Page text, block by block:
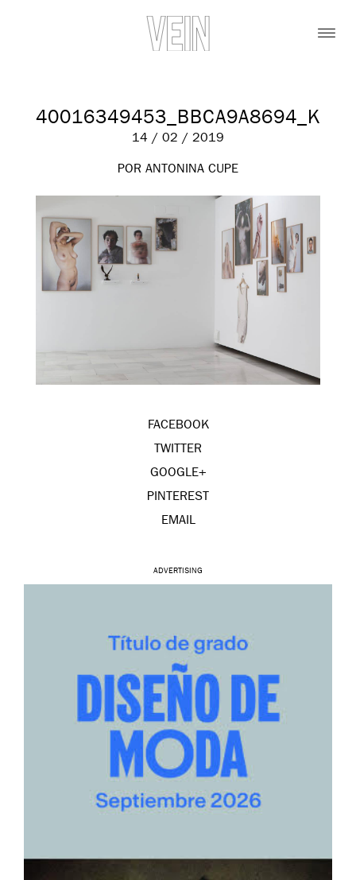
40016349453_BBCA9A8694_K
14 / 02 / 2019
POR ANTONINA CUPE
FACEBOOK
TWITTER
GOOGLE+
PINTEREST
EMAIL
ADVERTISING